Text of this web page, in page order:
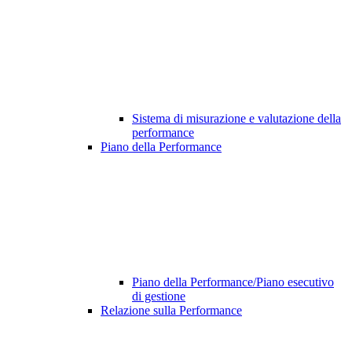
Sistema di misurazione e valutazione della
performance
Piano della Performance
Piano della Performance/Piano esecutivo
di gestione
Relazione sulla Performance